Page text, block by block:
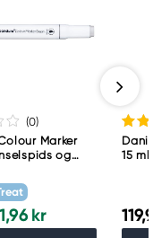
(0)
Marker
og
kr
15